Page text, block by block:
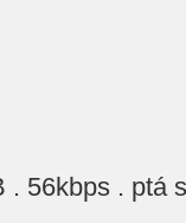
. 56kbps . ptá